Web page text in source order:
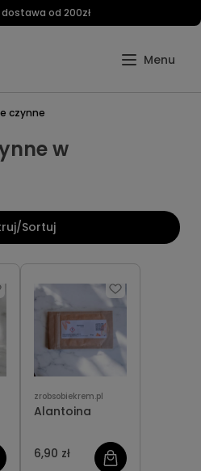
od 200zł
czynne
w
Sortuj
zrobsobiekrem.pl
Alantoina
6,90 zł